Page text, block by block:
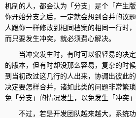
机制的人，都会认为「分支」是个「产生
你开始分支之后，一定就会想到合并的议
人跟你一样修改到相同档案的相同一行时
而只要发生冲突，就必须费心解决。
当冲突发生时，有时可以很轻易的决
的版本，但有时却没那么容易，复杂的时
到当初改过这几行的人出来，协调出彼此
决定要怎样合并，诸如此类的问题非常繁
免「分支」的情况发生，以免发生「冲突」
不过，若是开发团队越来越大，系统